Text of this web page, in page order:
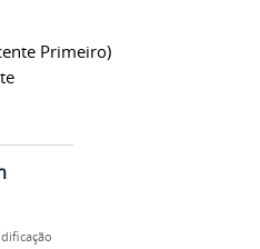
Primeiro)
vai ao